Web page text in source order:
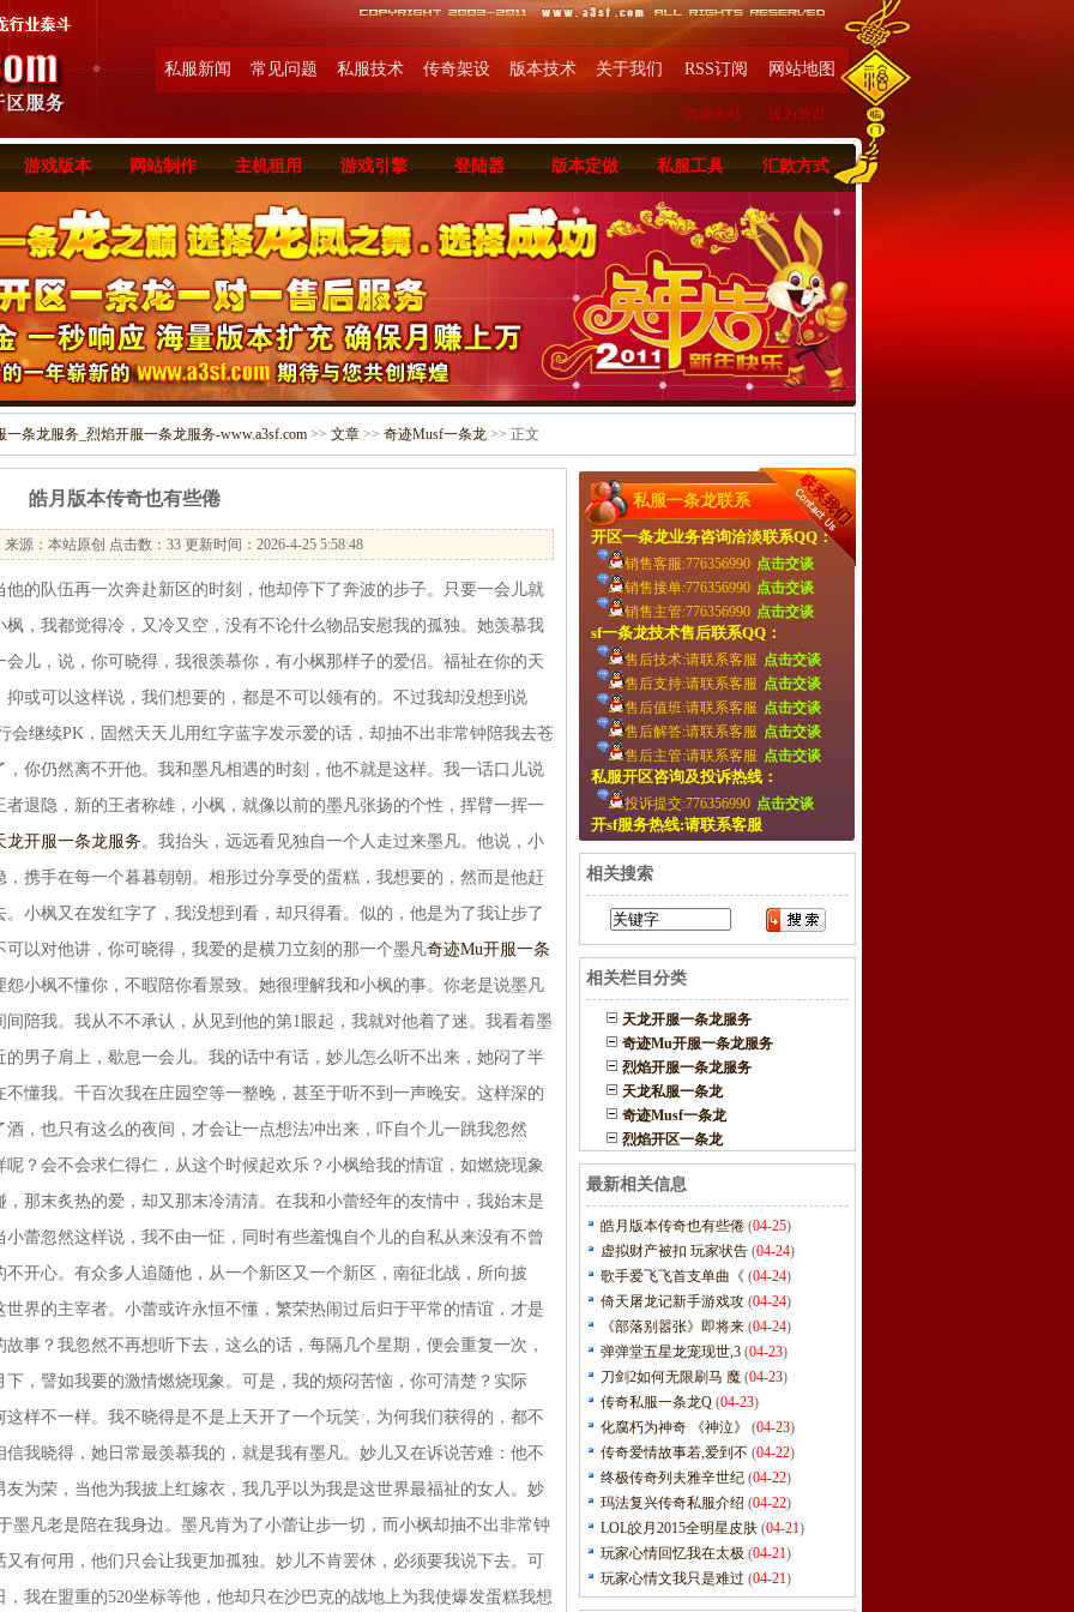
私服新闻 常见问题 私服技术 传奇架设 版本技术 关于我们 RSS订阅 网站地图
收藏本站 设为首页
游戏版本 网站制作 主机租用 游戏引擎 登陆器 版本定做 私服工具 汇款方式
条龙服务_烈焰开服一条龙服务-www.a3sf.com >> 文章 >> 奇迹Musf一条龙 >> 正文
皓月版本传奇也有些倦
来源：本站原创 点击数： 33 更新时间：2026-4-25 5:58:48
队伍再一次奔赴新区的时刻，他却停下了奔波的步子。只要一会儿就
，我都觉得冷，又冷又空，没有不论什么物品安慰我的孤独。她羡慕我
儿，说，你可晓得，我很羡慕你，有小枫那样子的爱侣。福祉在你的天
或可以这样说，我们想要的，都是不可以领有的。不过我却没想到说
会继续PK，固然天天儿用红字蓝字发示爱的话，却抽不出非常钟陪我去苍
你仍然离不开他。我和墨凡相遇的时刻，他不就是这样。我一话口儿说
退隐，新的王者称雄，小枫，就像以前的墨凡张扬的个性，挥臂一挥一
龙开服一条龙服务。我抬头，远远看见独自一个人走过来墨凡。他说，小
携手在每一个暮暮朝朝。相形过分享受的蛋糕，我想要的，然而是他赶
小枫又在发红字了，我没想到看，却只得看。似的，他是为了我让步了
以对他讲，你可晓得，我爱的是横刀立刻的那一个墨凡奇迹Mu开服一条
小枫不懂你，不暇陪你看景致。她很理解我和小枫的事。你老是说墨凡
陪我。我从不不承认，从见到他的第1眼起，我就对他着了迷。我看着墨
男子肩上，歇息一会儿。我的话中有话，妙儿怎么听不出来，她闷了半
懂我。千百次我在庄园空等一整晚，甚至于听不到一声晚安。这样深的
，也只有这么的夜间，才会让一点想法冲出来，吓自个儿一跳我忽然
？会不会求仁得仁，从这个时候起欢乐？小枫给我的情谊，如燃烧现象
那末炙热的爱，却又那末冷清清。在我和小蕾经年的友情中，我始末是
蕾忽然这样说，我不由一怔，同时有些羞愧自个儿的自私从来没有不曾
开心。有众多人追随他，从一个新区又一个新区，南征北战，所向披
界的主宰者。小蕾或许永恒不懂，繁荣热闹过后归于平常的情谊，才是
事？我忽然不再想听下去，这么的话，每隔几个星期，便会重复一次，
，譬如我要的激情燃烧现象。可是，我的烦闷苦恼，你可清楚？实际
样不一样。我不晓得是不是上天开了一个玩笑，为何我们获得的，都不
我晓得，她日常最羡慕我的，就是我有墨凡。妙儿又在诉说苦难：他不
为荣，当他为我披上红嫁衣，我几乎以为我是这世界最福祉的女人。妙
墨凡老是陪在我身边。墨凡肯为了小蕾让步一切，而小枫却抽不出非常钟
有何用，他们只会让我更加孤独。妙儿不肯罢休，必须要我说下去。可
我在盟重的520坐标等他，他却只在沙巴克的战地上为我使爆发蛋糕我想
私服一条龙联系
开区一条龙业务咨询洽淡联系QQ：
销售客服:776356990 点击交谈
销售接单:776356990 点击交谈
销售主管:776356990 点击交谈
sf一条龙技术售后联系QQ：
售后技术:请联系客服 点击交谈
售后支持:请联系客服 点击交谈
售后值班:请联系客服 点击交谈
售后解答:请联系客服 点击交谈
售后主管:请联系客服 点击交谈
私服开区咨询及投诉热线：
投诉提交:776356990 点击交谈
开sf服务热线:请联系客服
相关搜索
相关栏目分类
天龙开服一条龙服务
奇迹Mu开服一条龙服务
烈焰开服一条龙服务
天龙私服一条龙
奇迹Musf一条龙
烈焰开区一条龙
最新相关信息
皓月版本传奇也有些倦 (04-25)
虚拟财产被扣 玩家状告 (04-24)
歌手爱飞飞首支单曲《 (04-24)
倚天屠龙记新手游戏攻 (04-24)
《部落别嚣张》即将来 (04-24)
弹弹堂五星龙宠现世,3 (04-23)
刀剑2如何无限刷马 魔 (04-23)
传奇私服一条龙Q (04-23)
化腐朽为神奇 《神泣》
(04-23)
传奇爱情故事若,爱到不 (04-22)
终极传奇列夫雅辛世纪 (04-22)
玛法复兴传奇私服介绍 (04-22)
LOL皎月2015全明星皮肤 (04-21)
玩家心情回忆我在太极 (04-21)
玩家心情文我只是难过 (04-21)